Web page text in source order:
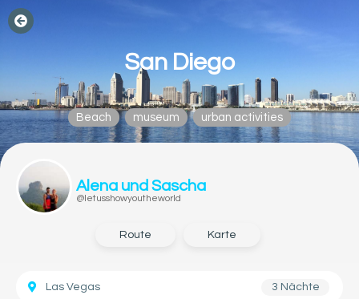
San Diego
Beach museum urban activities
Alena und Sascha
@letusshowyoutheworld
Route Karte
Las Vegas 3 Nächte